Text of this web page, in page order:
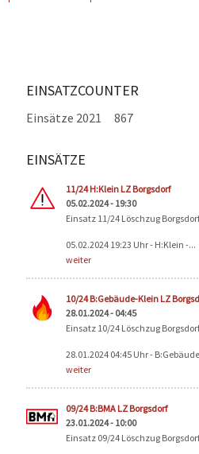
EINSATZCOUNTER
Einsätze 2021 867
EINSÄTZE
11/24 H:Klein LZ Borgsdorf
05.02.2024 - 19:30
Einsatz 11/24 Löschzug Borgsdorf
05.02.2024 19:23 Uhr - H:Klein -...
weiter
10/24 B:Gebäude-Klein LZ
28.01.2024 - 04:45
Einsatz 10/24 Löschzug Borgsdorf
28.01.2024 04:45 Uhr -
weiter
09/24 B:BMA LZ Borgsdorf
23.01.2024 - 10:00
Einsatz 09/24 Löschzug Borgsdorf
Seiten